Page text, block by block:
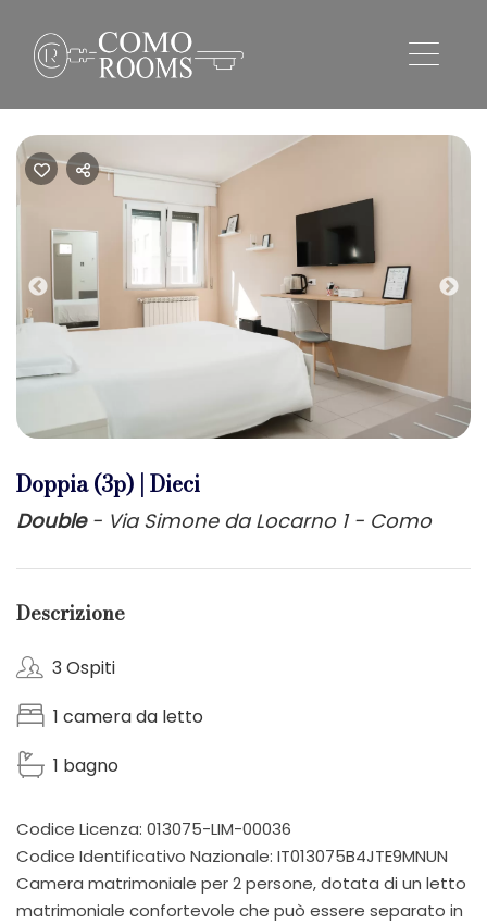
Previous
Doppia (3p) | Dieci
Double- Via Simone da Locarno 1 - Como
Descrizione
3 Ospiti
1 camera da letto
1 bagno
Codice Licenza: 013075-LIM-00036
Codice Identificativo Nazionale: IT013075B4JTE9MNUN
Camera matrimoniale per 2 persone, dotata di un letto
matrimoniale confortevole che può essere separato in